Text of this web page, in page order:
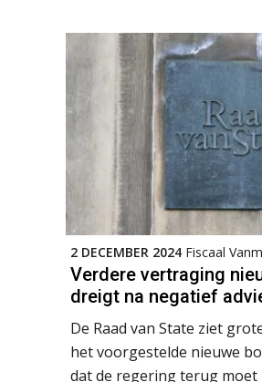
2 DECEMBER 2024 Fiscaal
Verdere vertraging
dreigt na negatief
De Raad van State ziet
het voorgestelde nieuwe
dat de regering terug moet